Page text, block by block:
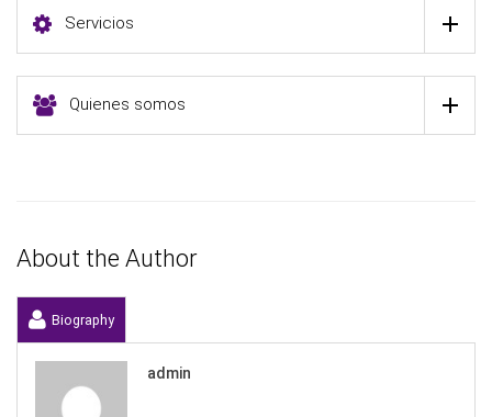
Servicios
Quienes somos
About the Author
Biography
admin